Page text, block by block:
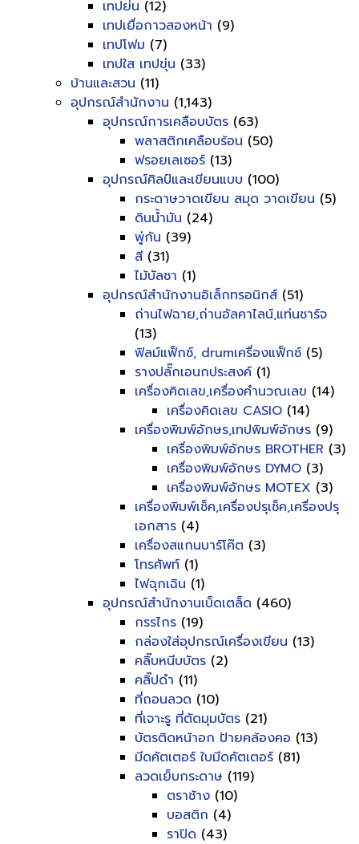
เทปย่น (12)
เทปเยื่อกาวสองหน้า (9)
เทปโฟม (7)
เทปใส เทปขุ่น (33)
บ้านและสวน (11)
อุปกรณ์สำนักงาน (1,143)
อุปกรณ์การเคลือบบัตร (63)
พลาสติกเคลือบร้อน (50)
ฟรอยเลเซอร์ (13)
อุปกรณ์ศิลป์และเขียนแบบ (100)
กระดาษวาดเขียน สมุด วาดเขียน (5)
ดินน้ำมัน (24)
พู่กัน (39)
สี (31)
ไม้บัลชา (1)
อุปกรณ์สำนักงานอิเล็กทรอนิกส์ (51)
ถ่านไฟฉาย,ถ่านอัลคาไลน์,แท่นชาร์จ
(13)
ฟิลม์แฟ็กซ์, drumเครื่องแฟ็กซ์ (5)
รางปลั๊กเอนกประสงค์ (1)
เครื่องคิดเลข,เครื่องคำนวณเลข (14)
เครื่องคิดเลข CASIO (14)
เครื่องพิมพ์อักษร,เทปพิมพ์อักษร (9)
เครื่องพิมพ์อักษร BROTHER (3)
เครื่องพิมพ์อักษร DYMO (3)
เครื่องพิมพ์อักษร MOTEX (3)
เครื่องพิมพ์เช็ค,เครื่องปรุเช็ค,เครื่องปรุ
เอกสาร (4)
เครื่องสแกนบาร์โค๊ต (3)
โทรศัพท์ (1)
ไฟฉุกเฉิน (1)
อุปกรณ์สำนักงานเบ็ดเตล็ด (460)
กรรไกร (19)
กล่องใส่อุปกรณ์เครื่องเขียน (13)
คลิ๊บหนีบบัตร (2)
คลิ๊ปดำ (11)
ที่ถอนลวด (10)
ที่เจาะรู ที่ตัดมุมบัตร (21)
บัตรติดหน้าอก ป้ายคล้องคอ (13)
มีดคัตเตอร์ ใบมีดคัตเตอร์ (81)
ลวดเย็บกระดาษ (119)
ตราช้าง (10)
บอสติก (4)
ราปิด (43)